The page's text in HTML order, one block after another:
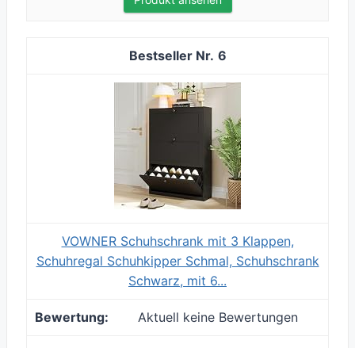
6
VOWNER Schuhschrank mit 3 Klappen,
Schuhregal Schuhkipper Schmal, Schuhschrank
Schwarz, mit 6...
Aktuell keine Bewertungen